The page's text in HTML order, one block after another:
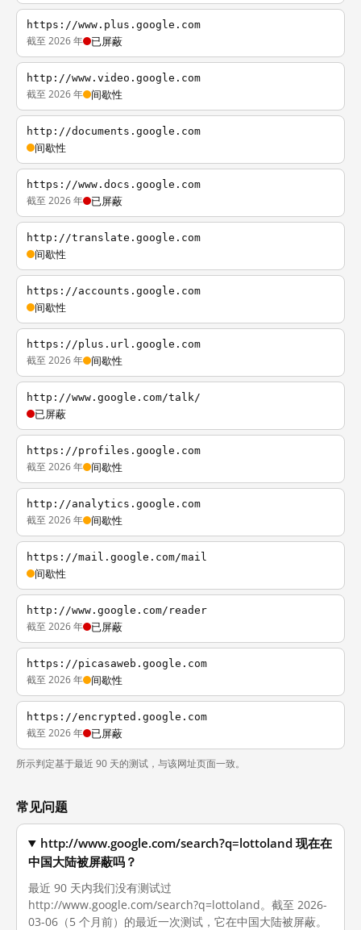
https://www.plus.google.com
截至 2026 年 已屏蔽
http://www.video.google.com
截至 2026 年 间歇性
http://documents.google.com
间歇性
https://www.docs.google.com
截至 2026 年 已屏蔽
http://translate.google.com
间歇性
https://accounts.google.com
间歇性
https://plus.url.google.com
截至 2026 年 间歇性
http://www.google.com/talk/
已屏蔽
https://profiles.google.com
截至 2026 年 间歇性
http://analytics.google.com
截至 2026 年 间歇性
https://mail.google.com/mail
间歇性
http://www.google.com/reader
截至 2026 年 已屏蔽
https://picasaweb.google.com
截至 2026 年 间歇性
https://encrypted.google.com
截至 2026 年 已屏蔽
所示判定基于最近 90 天的测试，与该网址页面一致。
常见问题
http://www.google.com/search?q=lottoland 现在在
中国大陆被屏蔽吗？
最近 90 天内我们没有测试过
http://www.google.com/search?q=lottoland。截至 2026-
03-06（5 个月前）的最近一次测试，它在中国大陆被屏蔽。